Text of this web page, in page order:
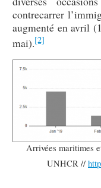
contrecarrer
augmenté en avril
mai).[2]
Arrivées maritimes
UNHCR //